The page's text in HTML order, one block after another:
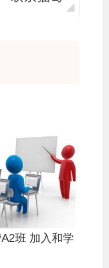
班 加入和学